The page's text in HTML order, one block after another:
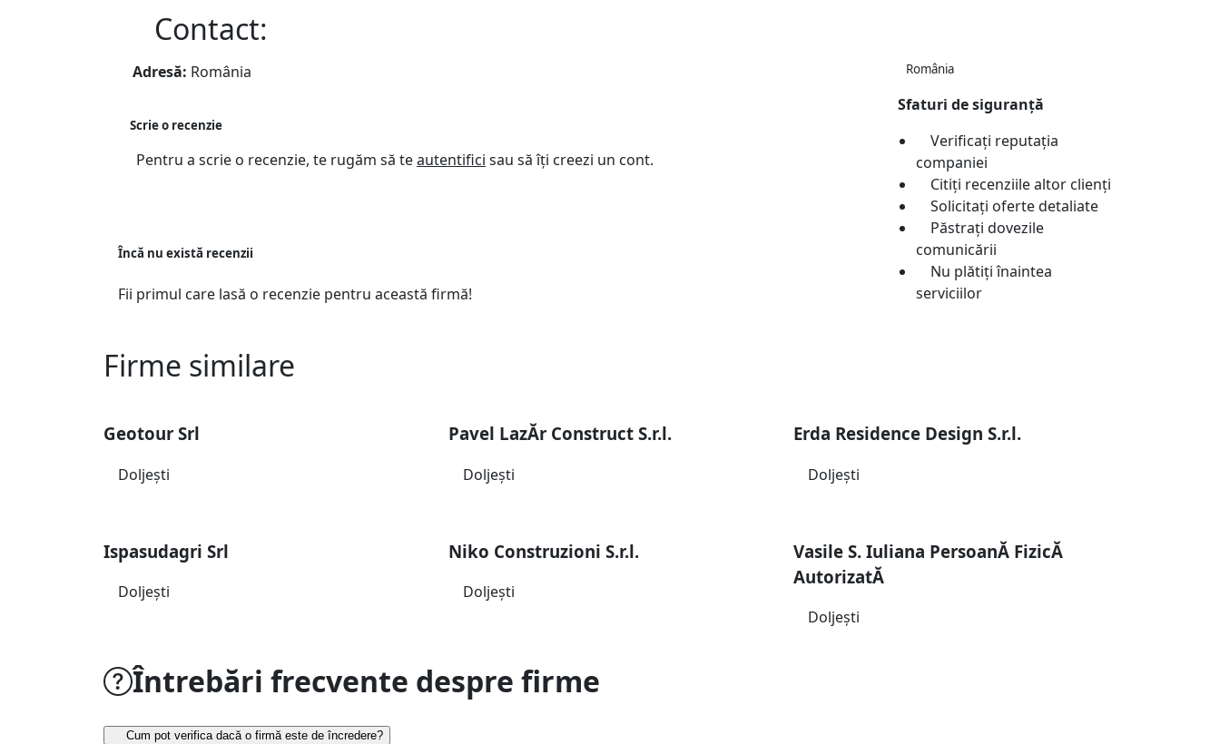
Contact:
Adresă: România
Scrie o recenzie
Pentru a scrie o recenzie, te rugăm să teautentifici sau să îți creezi un cont.
Încă nu există recenzii
Fii primul care lasă o recenzie pentru această firmă!
România
Sfaturi de siguranță
Verificați reputația
companiei
Citiți recenziile altor clienți
Solicitați oferte detaliate
Păstrați dovezile
comunicării
Nu plătiți înaintea
serviciilor
Firme similare
Geotour Srl
Doljeşti
Pavel LazĂr Construct S.r.l.
Doljeşti
Erda Residence Design S.r.l.
Doljeşti
Ispasudagri Srl
Doljeşti
Niko Construzioni S.r.l.
Doljeşti
Vasile S. Iuliana PersoanĂ FizicĂ
AutorizatĂ
Doljeşti
Întrebări frecvente despre firme
Cum pot verifica dacă o firmă este de încredere?